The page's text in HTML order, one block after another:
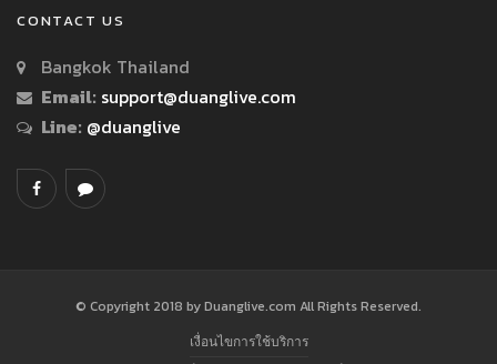
CONTACT US
Bangkok Thailand
Email: support@duanglive.com
Line: @duanglive
© Copyright 2018 by Duanglive.com All Rights Reserved.
เงื่อนไขการใช้บริการ